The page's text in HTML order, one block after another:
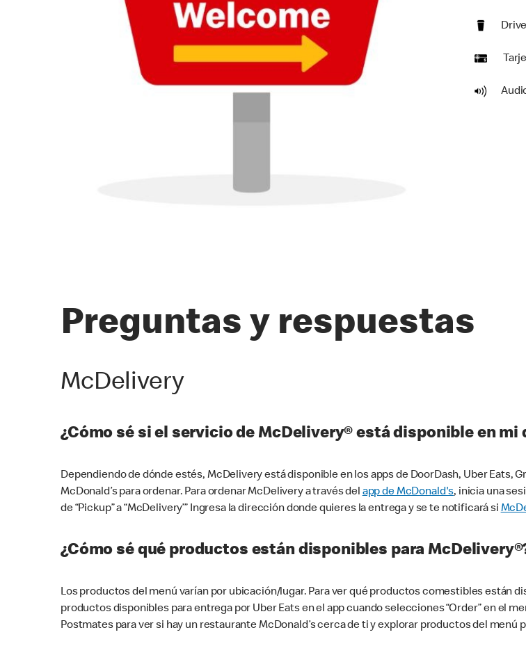
Preguntas y respuestas
McDelivery
¿Cómo sé si el servicio de McDelivery® está disponible en mi
Dependiendo de dónde estés, McDelivery está disponible en los apps de DoorDash, Uber Eats,
McDonald’s para ordenar. Para ordenar McDelivery a través del app de McDonald's, inicia una
de “Pickup” a “McDelivery’” Ingresa la dirección donde quieres la entrega y se te notificará si
¿Cómo sé qué productos están disponibles para
Los productos del menú varían por ubicación/lugar. Para ver qué productos comestibles están
productos disponibles para entrega por Uber Eats en el app cuando selecciones “Order” en el
Postmates para ver si hay un restaurante McDonald’s cerca de ti y explorar productos del menú